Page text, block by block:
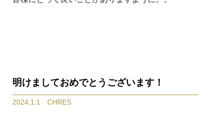
明けましておめでとうございます！
2024.1.1 CHRES